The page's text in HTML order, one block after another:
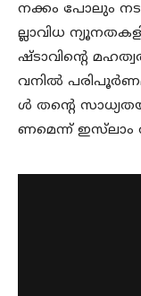
നക്കം പോലും
ല്ലാവിധ
ഷ്ടാവിന്റെ
വനില്‍
ള്‍ തന്റെ
ണമെന്ന് ഇസ്‌ലാം